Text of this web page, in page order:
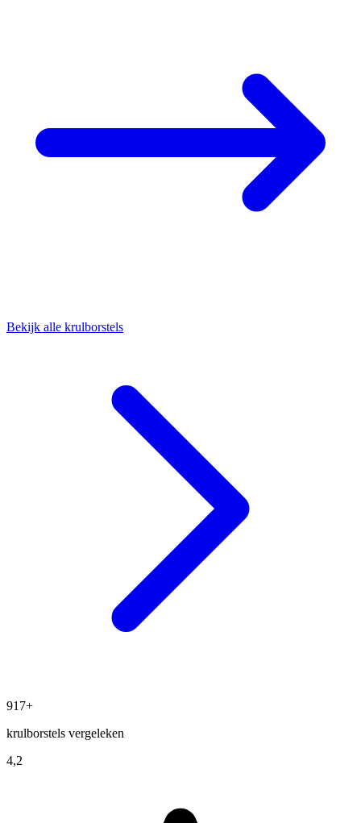
Bekijk alle krulborstels
917+
krulborstels vergeleken
4,2